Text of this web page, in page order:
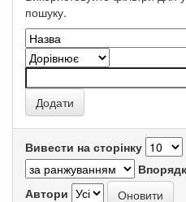
пошуку.
Вивести на сторінку
Автори